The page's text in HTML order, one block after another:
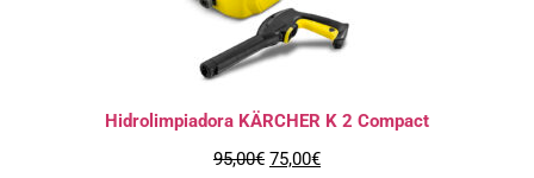
Hidrolimpiadora KÄRCHER K 2 Compact
95,00€ 75,00€